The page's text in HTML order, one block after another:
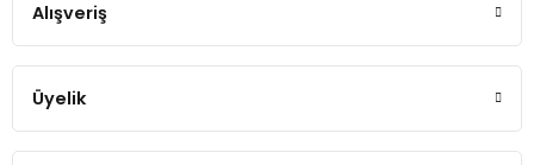
Alışveriş
Üyelik